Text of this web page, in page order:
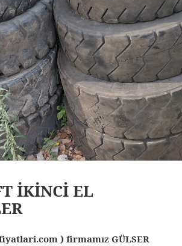
İKİNCİ EL
) firmamız GÜLSER